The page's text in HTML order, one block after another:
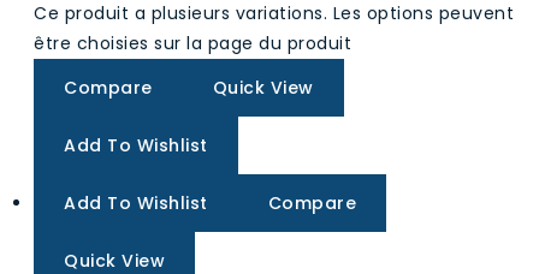
Ce produit a plusieurs variations. Les options peuvent
être choisies sur la page du produit
Compare
Quick View
Add To Wishlist
Add To Wishlist Compare
Quick View